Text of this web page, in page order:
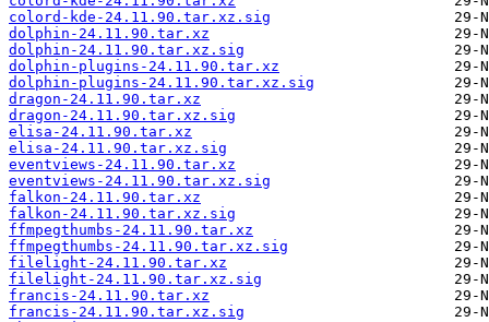
colord-kde-24.11.90.tar.xz.sig
dolphin-24.11.90.tar.xz
dolphin-24.11.90.tar.xz.sig
dolphin-plugins-24.11.90.tar.xz
dolphin-plugins-24.11.90.tar.xz.sig
dragon-24.11.90.tar.xz
dragon-24.11.90.tar.xz.sig
elisa-24.11.90.tar.xz
elisa-24.11.90.tar.xz.sig
eventviews-24.11.90.tar.xz
eventviews-24.11.90.tar.xz.sig
falkon-24.11.90.tar.xz
falkon-24.11.90.tar.xz.sig
ffmpegthumbs-24.11.90.tar.xz
ffmpegthumbs-24.11.90.tar.xz.sig
filelight-24.11.90.tar.xz
filelight-24.11.90.tar.xz.sig
francis-24.11.90.tar.xz
francis-24.11.90.tar.xz.sig